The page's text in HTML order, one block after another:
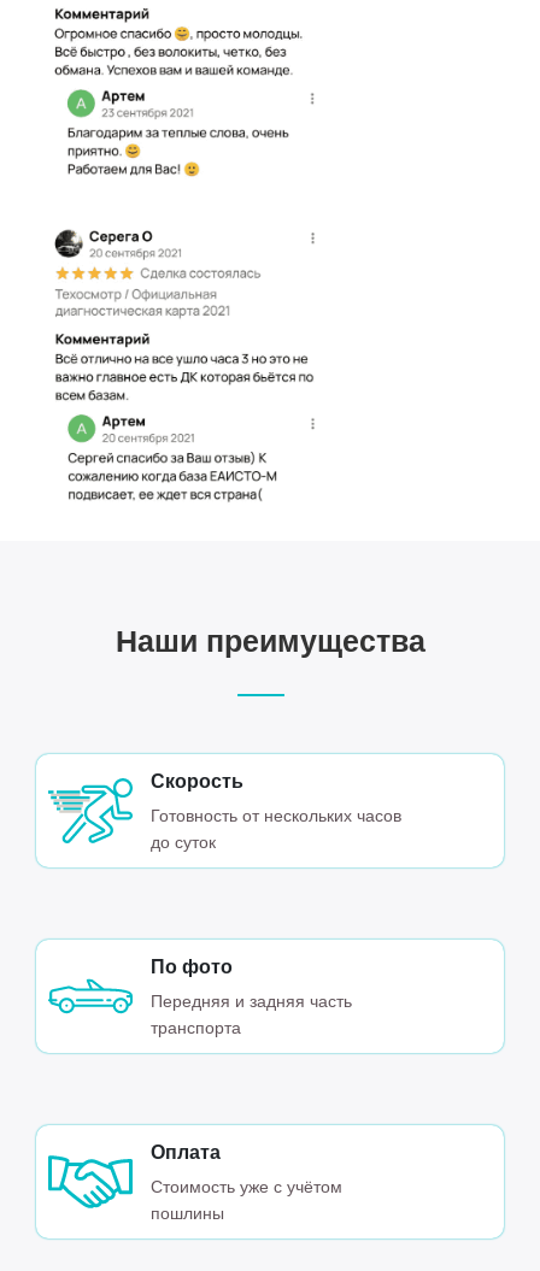
Наши преимущества
Скорость
Готовность от нескольких часов
до суток
По фото
Передняя и задняя часть
транспорта
Оплата
Стоимость уже с учётом
пошлины